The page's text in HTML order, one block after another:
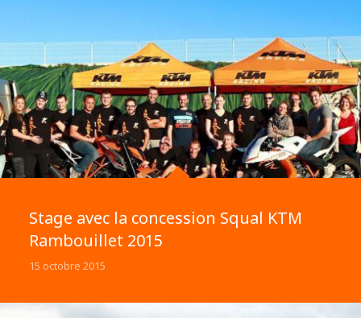
Stage avec la concession Squal KTM
Rambouillet 2015
15 octobre 2015